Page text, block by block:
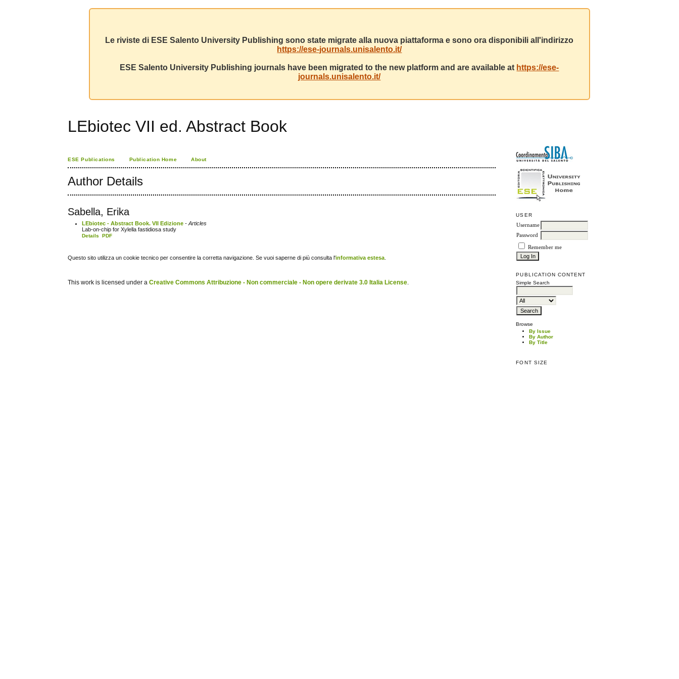
Le riviste di ESE Salento University Publishing sono state migrate alla nuova piattaforma e sono ora disponibili all'indirizzo
https://ese-journals.unisalento.it/
ESE Salento University Publishing journals have been migrated to the new platform and are available at https://ese-
journals.unisalento.it/
LEbiotec VII ed. Abstract Book
USER
Username
Password
Remember me
PUBLICATION CONTENT
Simple Search
Browse
By Issue
By Author
By Title
FONT SIZE
ESE Publications Publication Home About
Author Details
Sabella, Erika
LEbiotec - Abstract Book. VII Edizione - Articles
Lab-on-chip for Xylella fastidiosa study
Details PDF
Questo sito utilizza un cookie tecnico per consentire la corretta navigazione. Se vuoi saperne di più consulta l'informativa estesa
This work is licensed under a Creative Commons Attribuzione - Non commerciale - Non opere derivate 3.0 Italia License.